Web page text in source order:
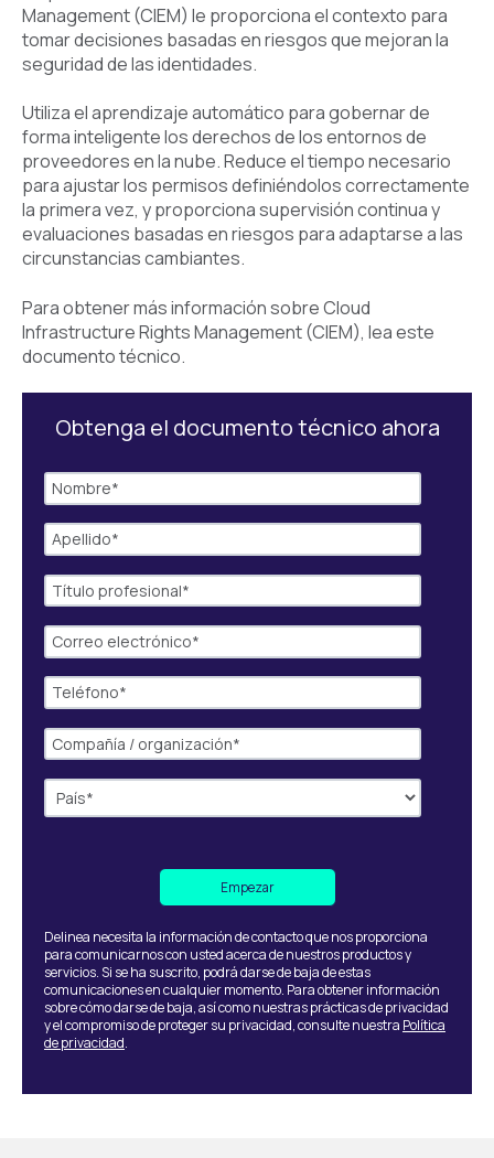
Management (CIEM) le proporciona el contexto para
tomar decisiones basadas en riesgos que mejoran la
seguridad de las identidades.
Utiliza el aprendizaje automático para gobernar de
forma inteligente los derechos de los entornos de
proveedores en la nube. Reduce el tiempo necesario
para ajustar los permisos definiéndolos correctamente
la primera vez, y proporciona supervisión continua y
evaluaciones basadas en riesgos para adaptarse a las
circunstancias cambiantes.
Para obtener más información sobre Cloud
Infrastructure Rights Management (CIEM), lea este
documento técnico.
Obtenga el documento técnico ahora
Delinea necesita la información de contacto que nos proporciona
para comunicarnos con usted acerca de nuestros productos y
servicios. Si se ha suscrito, podrá darse de baja de estas
comunicaciones en cualquier momento. Para obtener información
sobre cómo darse de baja, así como nuestras prácticas de privacidad
y el compromiso de proteger su privacidad, consulte nuestra Política
de privacidad.